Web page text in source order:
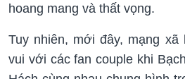
hoang mang và thất vọng.
Tuy nhiên, mới đây, mạng xã
vui với các fan couple khi